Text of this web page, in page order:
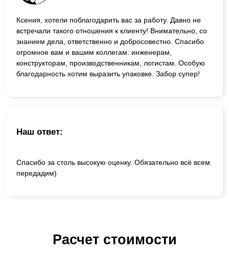
Ксения, хотели поблагодарить вас за работу. Давно не
встречали такого отношения к клиенту! Внимательно, со
знанием дела, ответственно и добросовестно. Спасибо
огромное вам и вашим коллегам: инженерам,
конструкторам, производственникам, логистам. Особую
благодарность хотим выразить упаковке. Забор супер!
Наш ответ:
Спасибо за столь высокую оценку. Обязательно всё всем
передадим)
Расчет стоимости